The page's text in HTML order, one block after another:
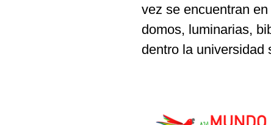
vez se encuentran
domos, luminarias,
dentro la universidad